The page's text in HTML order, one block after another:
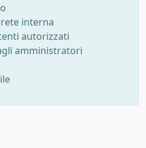
interna
autorizzati
amministratori